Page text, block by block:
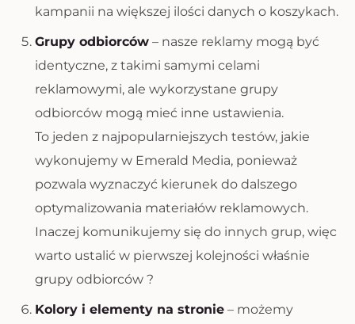
kampanii na większej ilości danych o koszykach.
Grupy odbiorców – nasze reklamy mogą być
identyczne, z takimi samymi celami
reklamowymi, ale wykorzystane grupy
odbiorców mogą mieć inne ustawienia.
To jeden z najpopularniejszych testów, jakie
wykonujemy w Emerald Media, ponieważ
pozwala wyznaczyć kierunek do dalszego
optymalizowania materiałów reklamowych.
Inaczej komunikujemy się do innych grup, więc
warto ustalić w pierwszej kolejności właśnie
grupy odbiorców ?
Kolory i elementy na stronie – możemy